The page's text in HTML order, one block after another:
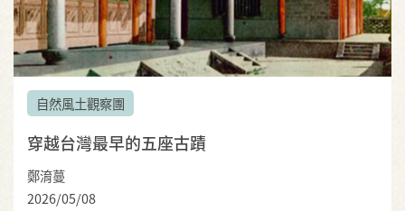
自然風土觀察團
穿越台灣最早的五座古蹟
鄭淯蔓
2026/05/08